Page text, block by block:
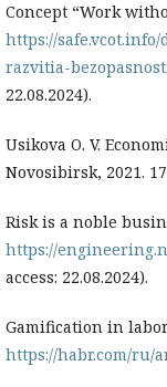
Concept “Work
https://
razvitia-
22.08.2024).
Usikova O. V.
Novosibirsk, 2021.
Risk is a noble
https://
access: 22.08.2024).
Gamification in
https://habr.com/ru/